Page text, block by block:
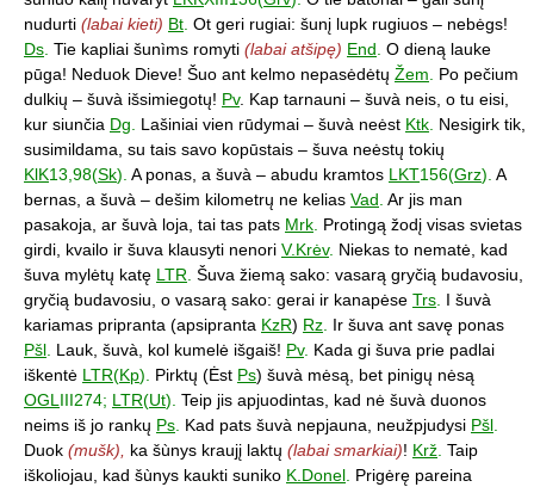
nudurti (labai kieti) Bt. Ot geri rugiai: šunį lupk rugiuos – nebėgs!
Ds. Tie kapliai šunìms romyti (labai atšipę) End. O dieną lauke
pūga! Neduok Dieve! Šuo ant kelmo nepasėdėtų Žem. Po pečium
dulkių – šuvà išsimiegotų! Pv. Kap tarnauni – šuvà neis, o tu eisi,
kur siunčia Dg. Lašiniai vien rūdymai – šuvà neėst Ktk. Nesigirk tik,
susimildama, su tais savo kopūstais – šuva neėstų tokių
KlK13,98(Sk). A ponas, a šuvà – abudu kramtos LKT156(Grz). A
bernas, a šuvà – dešim kilometrų ne kelias Vad. Ar jis man
pasakoja, ar šuvà loja, tai tas pats Mrk. Protingą žodį visas svietas
girdi, kvailo ir šuva klausyti nenori V.Krėv. Niekas to nematė, kad
šuva mylėtų katę LTR. Šuva žiemą sako: vasarą gryčią budavosiu,
gryčią budavosiu, o vasarą sako: gerai ir kanapėse Trs. I šuvà
kariamas pripranta (apsipranta KzR) Rz. Ir šuva ant savę ponas
Pšl. Lauk, šuvà, kol kumelė išgaiš! Pv. Kada gi šuva prie padlai
iškentė LTR(Kp). Pirktų (Ėst Ps) šuvà mėsą, bet pinigų nėsą
OGLIII274; LTR(Ut). Teip jis apjuodintas, kad nė šuvà duonos
neims iš jo rankų Ps. Kad pats šuvà nepjauna, neužpjudysi Pšl.
Duok (mušk), ka šùnys kraujį laktų (labai smarkiai)! Krž. Taip
iškoliojau, kad šùnys kaukti suniko K.Donel. Prigėrę pareina